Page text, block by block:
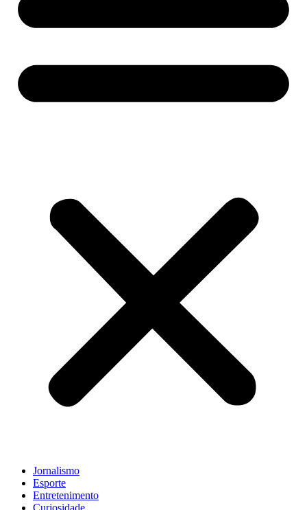
Jornalismo
Esporte
Entretenimento